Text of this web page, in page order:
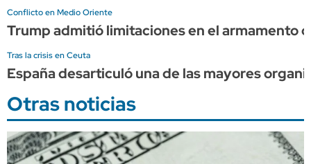
Conflicto en Medio Oriente
Trump admitió limitaciones en el armamento
Tras la crisis en Ceuta
España desarticuló una de las mayores
Otras noticias